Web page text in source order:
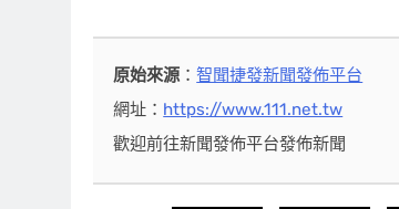
原始來源 ：智聞捷發新聞發佈平台
網址： https://www.111.net.tw
歡迎前往新聞發佈平台發佈新聞